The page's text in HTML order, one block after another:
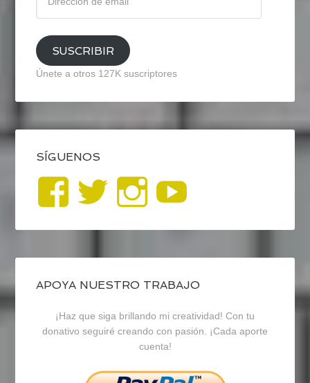
email
SUSCRIBIR
Únete a otros 127K suscriptores
SÍGUENOS
Ver
perfil
de
blogrecursosep
en
Facebook
Ver
perfil
de
recursosep
en
Twitter
Ver
perfil
de
recursosep
en
Instagram
APOYA NUESTRO TRABAJO
¡Haz que siga brillando mi creatividad! Con tu
donativo seguiré creando con pasión. ¡Cada aporte
cuenta!